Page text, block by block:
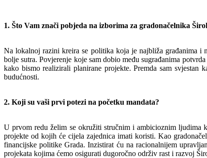
1. Što Vam znači pobjeda na izborima za gradonačelnika
Na lokalnoj razini kreira se politika koja je najbliža građanima i
bolje sutra. Povjerenje koje sam dobio među sugrađanima
kako bismo realizirali planirane projekte. Premda sam
budućnosti.
2. Koji su vaši prvi potezi na početku mandata?
U prvom redu želim se okružiti stručnim i ambicioznim ljudima
projekte od kojih će cijela zajednica imati koristi. Kao
financijske politike Grada. Inzistirat ću na racionalnijem
projekata kojima ćemo osigurati dugoročno održiv rast i razvoj